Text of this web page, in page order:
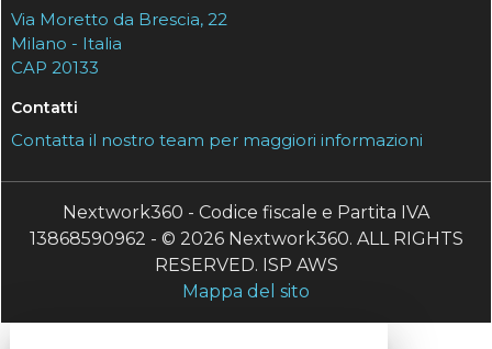
Via Moretto da Brescia, 22
Milano - Italia
CAP 20133
Contatti
Contatta il nostro team per maggiori informazioni
Nextwork360 - Codice fiscale e Partita IVA
13868590962 - © 2026 Nextwork360. ALL RIGHTS
RESERVED. ISP AWS
Mappa del sito